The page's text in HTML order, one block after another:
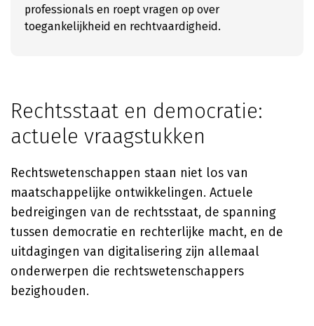
professionals en roept vragen op over
toegankelijkheid en rechtvaardigheid.
Rechtsstaat en democratie:
actuele vraagstukken
Rechtswetenschappen staan niet los van
maatschappelijke ontwikkelingen. Actuele
bedreigingen van de rechtsstaat, de spanning
tussen democratie en rechterlijke macht, en de
uitdagingen van digitalisering zijn allemaal
onderwerpen die rechtswetenschappers
bezighouden.